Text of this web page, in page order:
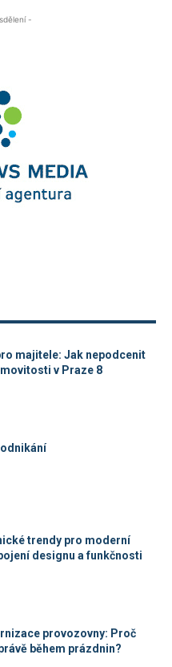
-
majitele: Jak nepodcenit
v Praze 8
trendy pro moderní
designu a funkčnosti
provozovny: Proč
během prázdnin?